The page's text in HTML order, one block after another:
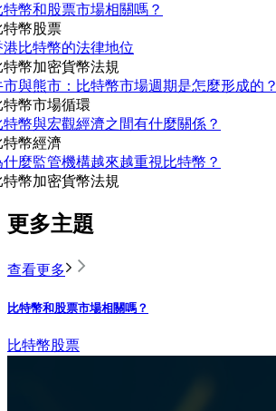
特幣和股票市場相關嗎？
特幣股票
港比特幣的法律地位
特幣加密貨幣法規
市與熊市：比特幣市場週期是怎麼形成的？
特幣市場循環
特幣與宏觀經濟之間有什麼關係？
特幣經濟
什麼監管機構越來越重視比特幣？
特幣加密貨幣法規
更多主題
查看更多
比特幣和股票市場相關嗎？
比特幣股票